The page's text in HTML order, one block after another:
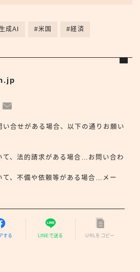
成AI #米国 #経済
合せがある場合、以下の通りお願い
て、法的請求がある場合…お問い合わ
て、不備や依頼等がある場合…メー
する LINEで送る URLをコピー